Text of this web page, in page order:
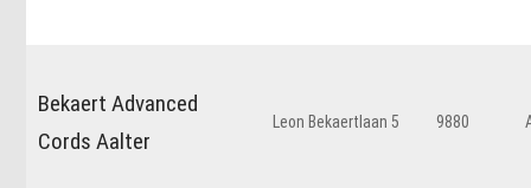
Bekaert Advanced
Cords Aalter
Leon Bekaertlaan 5 9880